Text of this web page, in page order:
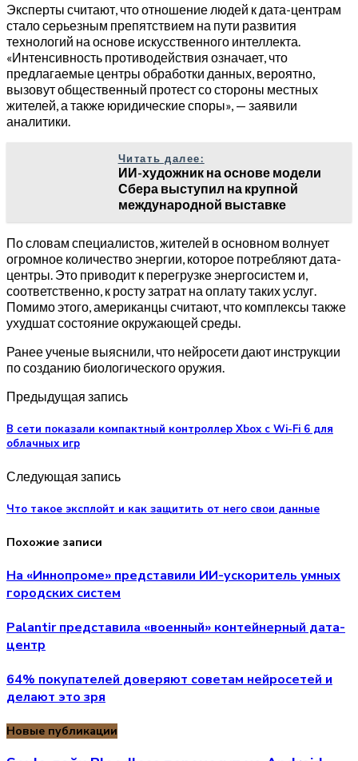
Эксперты считают, что отношение людей к дата-центрам
стало серьезным препятствием на пути развития
технологий на основе искусственного интеллекта.
«Интенсивность противодействия означает, что
предлагаемые центры обработки данных, вероятно,
вызовут общественный протест со стороны местных
жителей, а также юридические споры», — заявили
аналитики.
Читать далее:
ИИ-художник на основе модели
Сбера выступил на крупной
международной выставке
По словам специалистов, жителей в основном волнует
огромное количество энергии, которое потребляют дата-
центры. Это приводит к перегрузке энергосистем и,
соответственно, к росту затрат на оплату таких услуг.
Помимо этого, американцы считают, что комплексы также
ухудшат состояние окружающей среды.
Ранее ученые выяснили, что нейросети дают инструкции
по созданию биологического оружия.
Предыдущая запись
В сети показали компактный контроллер Xbox с Wi-Fi 6 для
облачных игр
Следующая запись
Что такое эксплойт и как защитить от него свои данные
Похожие записи
На «Иннопроме» представили ИИ-ускоритель умных
городских систем
Palantir представила «военный» контейнерный дата-
центр
64% покупателей доверяют советам нейросетей и
делают это зря
Новые публикации